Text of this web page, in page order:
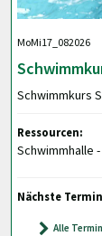
MoMi17_082026
Schwimmkurs
Ressourcen:
Schwimmhalle
Nächste
Alle